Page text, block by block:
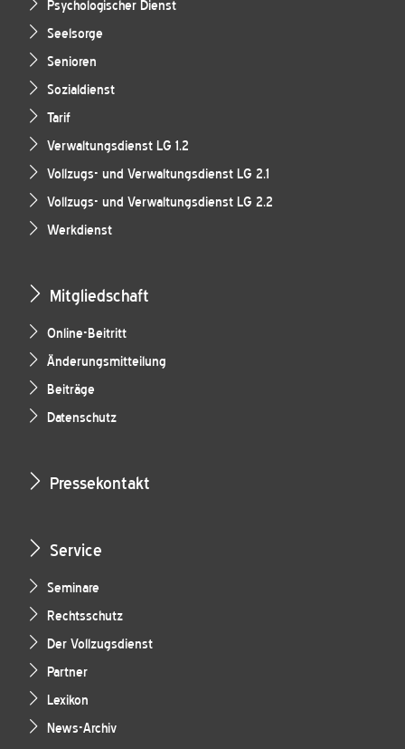
Psychologischer Dienst
Seelsorge
Senioren
Sozialdienst
Tarif
Verwaltungsdienst LG 1.2
Vollzugs- und Verwaltungsdienst LG 2.1
Vollzugs- und Verwaltungsdienst LG 2.2
Werkdienst
Mitgliedschaft
Online-Beitritt
Änderungsmitteilung
Beiträge
Datenschutz
Pressekontakt
Service
Seminare
Rechtsschutz
Der Vollzugsdienst
Partner
Lexikon
News-Archiv